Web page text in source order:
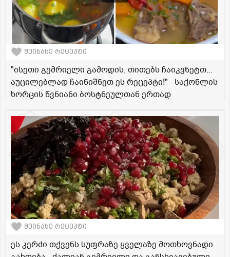
შეინახე რეცეპტი
"ისეთი გემრიელი გამოდის, თითებს ჩაიკვნეტთ...
აუცილებლად ჩაინიშნეთ ეს რეცეპტი!" - საქონლის
ხორცის წვნიანი ბოსტნეულთან ერთად
შეინახე რეცეპტი
ეს კერძი თქვენს სუფრაზე ყველაზე მოთხოვნადი